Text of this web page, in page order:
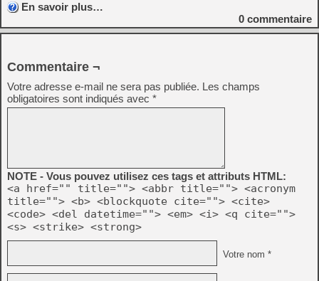
En savoir plus…
0 commentaire
Commentaire ¬
Votre adresse e-mail ne sera pas publiée. Les champs
obligatoires sont indiqués avec *
NOTE - Vous pouvez utilisez ces tags et attributs HTML:
<a href="" title=""> <abbr title=""> <acronym
title=""> <b> <blockquote cite=""> <cite>
<code> <del datetime=""> <em> <i> <q cite="">
<s> <strike> <strong>
Votre nom *